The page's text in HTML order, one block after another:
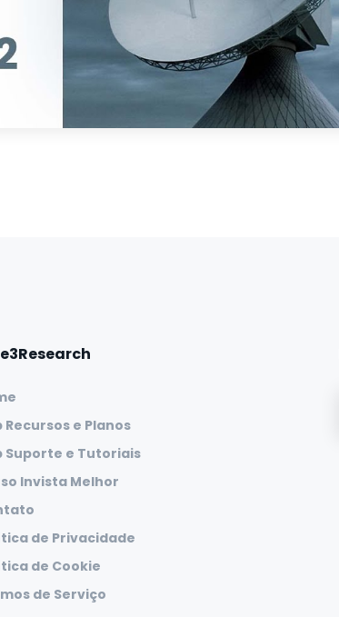
Recursos e Planos
Suporte e Tutoriais
Invista Melhor
de Privacidade
de Cookie
de Serviço